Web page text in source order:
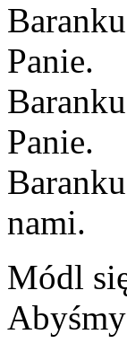
Panie.
Panie.
nami.
Módl